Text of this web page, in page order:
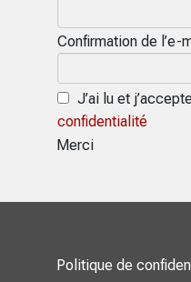
Confirmation de l’e-
J’ai lu et
confidentialité
Merci
Politique de